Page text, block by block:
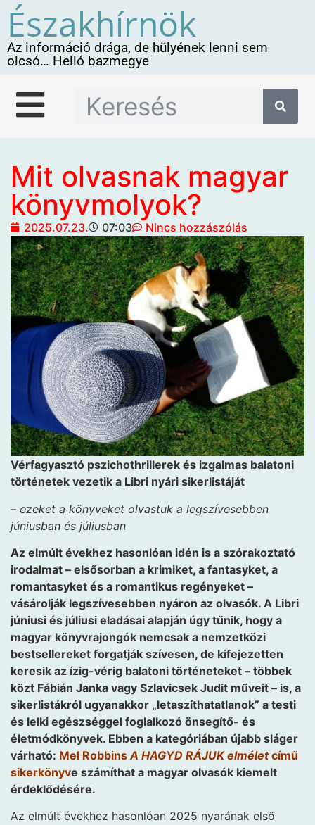
Északhírnök
Az információ drága, de hülyének lenni sem
olcsó… Helló bazmegye
Mit olvasnak magyar
könyvmolyok?
2025.07.23. 07:03 Nincs hozzászólás
Vérfagyasztó pszichothrillerek és izgalmas balatoni
történetek vezetik a Libri nyári sikerlistáját
– ezeket a könyveket olvastuk a legszívesebben
júniusban és júliusban
Az elmúlt évekhez hasonlóan idén is a szórakoztató
irodalmat – elsősorban a krimiket, a fantasyket, a
romantasyket és a romantikus regényeket –
vásárolják legszívesebben nyáron az olvasók. A Libri
júniusi és júliusi eladásai alapján úgy tűnik, hogy a
magyar könyvrajongók nemcsak a nemzetközi
bestsellereket forgatják szívesen, de kifejezetten
keresik az ízig-vérig balatoni történeteket – többek
közt Fábián Janka vagy Szlavicsek Judit műveit – is, a
sikerlistákról ugyanakkor „letaszíthatatlanok” a testi
és lelki egészséggel foglalkozó önsegítő- és
életmódkönyvek. Ebben a kategóriában újabb sláger
várható: Mel RobbinsA HAGYD RÁJUK elméletcímű
sikerkönyve számíthat a magyar olvasók kiemelt
érdeklődésére.
Az elmúlt évekhez hasonlóan 2025 nyarának első